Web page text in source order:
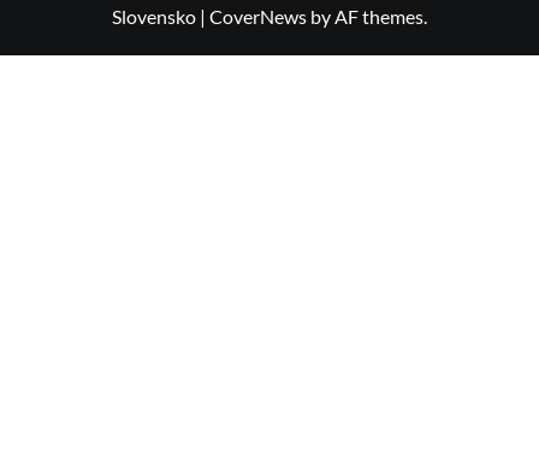
Slovensko | CoverNews by AF themes.